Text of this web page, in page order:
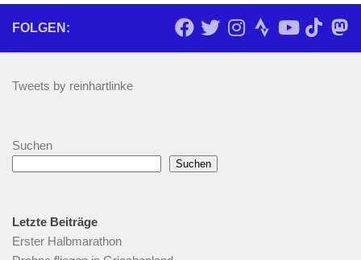
FOLGEN:
Tweets by reinhartlinke
Suchen
Suchen
Letzte Beiträge
Erster Halbmarathon